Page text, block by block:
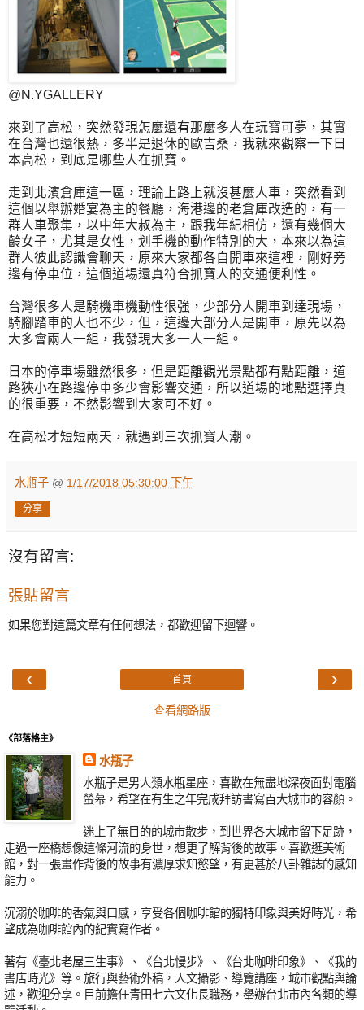
@N.YGALLERY
來到了高松，突然發現怎麼還有那麼多人在玩寶可夢，其實
在台灣也還很熱，多半是退休的歐吉桑，我就來觀察一下日
本高松，到底是哪些人在抓寶。
走到北濱倉庫這一區，理論上路上就沒甚麼人車，突然看到
這個以舉辦婚宴為主的餐廳，海港邊的老倉庫改造的，有一
群人車聚集，以中年大叔為主，跟我年紀相仿，還有幾個大
齡女子，尤其是女性，划手機的動作特別的大，本來以為這
群人彼此認識會聊天，原來大家都各自開車來這裡，剛好旁
邊有停車位，這個道場還真符合抓寶人的交通便利性。
台灣很多人是騎機車機動性很強，少部分人開車到達現場，
騎腳踏車的人也不少，但，這邊大部分人是開車，原先以為
大多會兩人一組，我發現大多一人一組。
日本的停車場雖然很多，但是距離觀光景點都有點距離，道
路狹小在路邊停車多少會影響交通，所以道場的地點選擇真
的很重要，不然影響到大家可不好。
在高松才短短兩天，就遇到三次抓寶人潮。
水瓶子 @ 1/17/2018 05:30:00 下午
分享
沒有留言:
張貼留言
如果您對這篇文章有任何想法，都歡迎留下迴響。
‹ ›
首頁
查看網路版
《部落格主》
水瓶子
水瓶子是男人類水瓶星座，喜歡在無盡地深夜面對電腦
螢幕，希望在有生之年完成拜訪書寫百大城市的容顏。
迷上了無目的的城市散步，到世界各大城市留下足跡，
走過一座橋想像這條河流的身世，想更了解背後的故事。喜歡逛美術
館，對一張畫作背後的故事有濃厚求知慾望，有更甚於八卦雜誌的感知
能力。
沉溺於咖啡的香氣與口感，享受各個咖啡館的獨特印象與美好時光，希
望成為咖啡館內的紀實寫作者。
著有《臺北老屋三生事》、《台北慢步》、《台北咖啡印象》、《我的
書店時光》等。旅行與藝術外稿，人文攝影、導覽講座，城市觀點與論
述，歡迎分享。目前擔任青田七六文化長職務，舉辦台北市內各類的導